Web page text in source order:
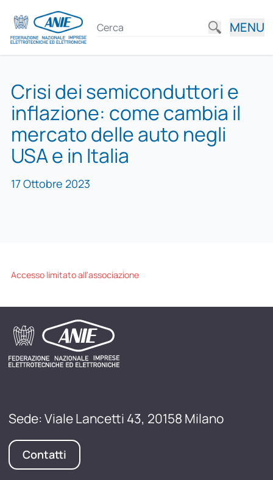
MENU
Crisi dei semiconduttori e
inflazione: come cambia il
mercato delle auto negli
USA e in Italia
17 Ottobre 2023
Accesso limitato all'associazione
Sede: Viale Lancetti 43, 20158 Milano
Contatti